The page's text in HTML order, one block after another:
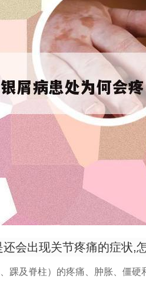
会出现关节疼痛的症状,
踝及脊柱）的疼痛、肿胀、僵硬